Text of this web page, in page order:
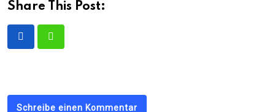
Share This Post:
Schreibe einen Kommentar